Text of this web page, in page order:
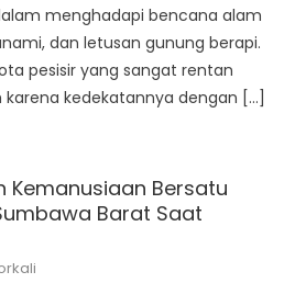
menghadapi bencana alam
dan letusan gunung berapi.
pesisir yang sangat rentan
kedekatannya dengan […]
Kemanusiaan Bersatu
Barat Saat